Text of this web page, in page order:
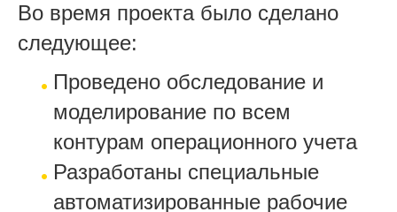
Во время проекта было сделано
следующее:
Проведено обследование и
моделирование по всем
контурам операционного учета
Разработаны специальные
автоматизированные рабочие